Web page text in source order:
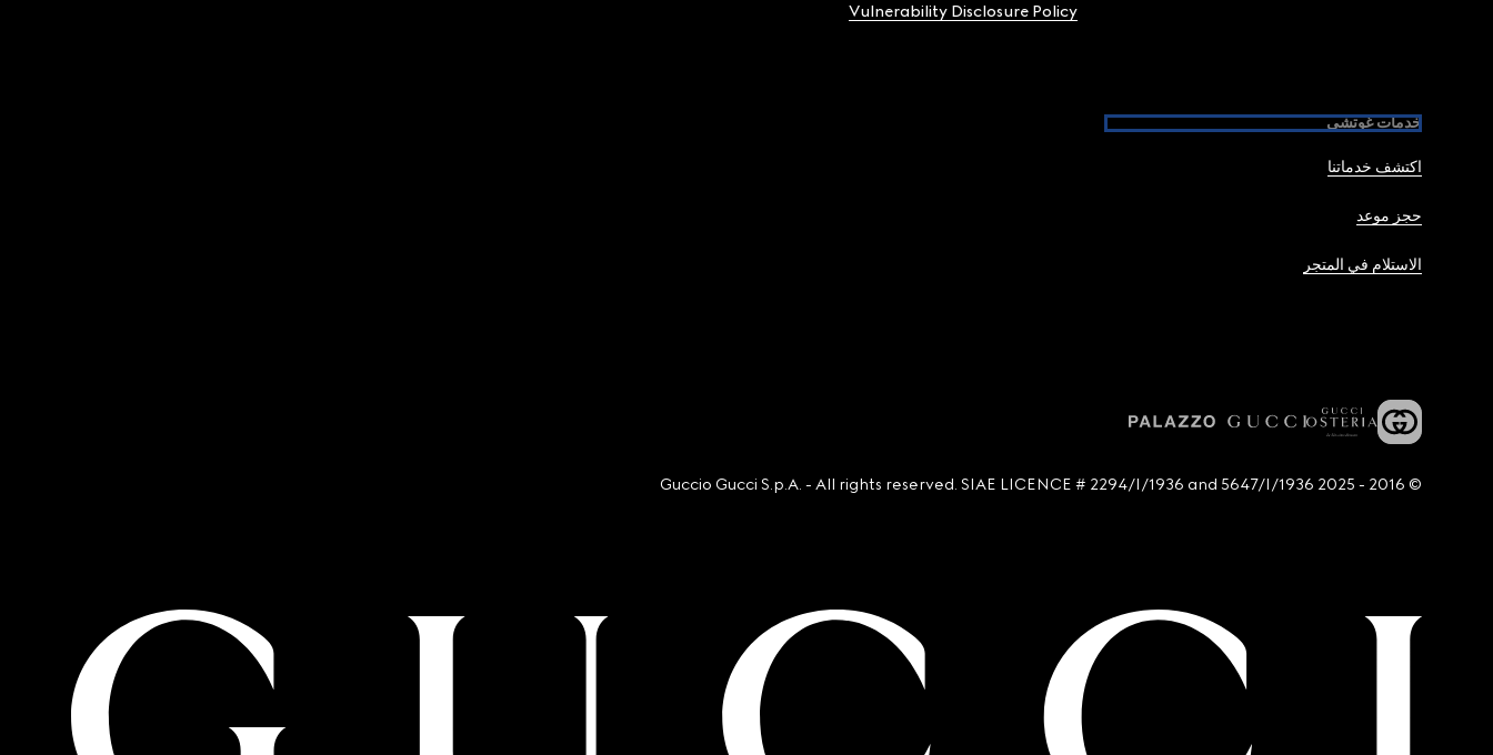
Vulnerability Disclosure Policy
خدمات غوتشي
اكتشف خدماتنا
حجز موعد
الاستلام في المتجر
© 2016 - 2025 Guccio Gucci S.p.A. - All rights reserved. SIAE LICENCE # 2294/I/1936 and 5647/I/1936